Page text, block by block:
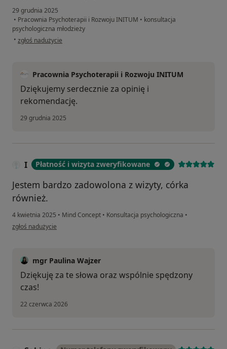
29 grudnia 2025
• Pracownia Psychoterapii i Rozwoju INITUM • konsultacja
psychologiczna młodzieży
• w opinii użytkownika Sara
zgłoś nadużycie
Pracownia Psychoterapii i Rozwoju INITUM
Dziękujemy serdecznie za opinię i
rekomendację.
29 grudnia 2025
I Płatność i wizyta zweryfikowane
Jestem bardzo zadowolona z wizyty, córka
również.
4 kwietnia 2025 • Mind Concept • Konsultacja psychologiczna •
w opinii użytkownika I
zgłoś nadużycie
mgr Paulina Wajzer
Dziękuję za te słowa oraz wspólnie spędzony
czas!
22 czerwca 2026